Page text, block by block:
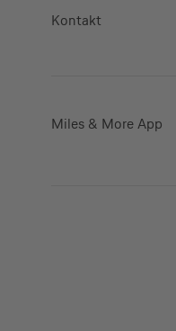
Kontakt
Miles & More App